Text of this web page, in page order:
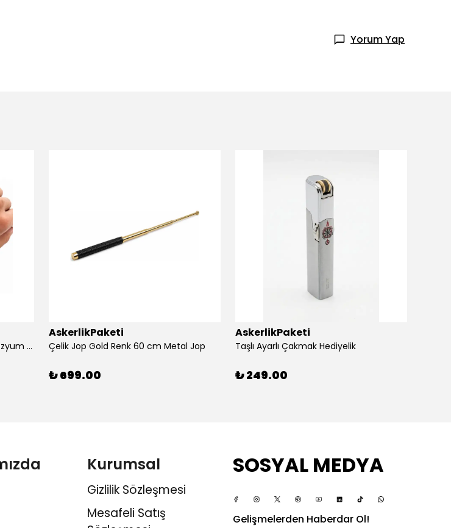
Yorum Yap
Siyah Renk Bıçaklı Pusulalı Magnezyum Çubuklu Düdüklü Paracord Bileklik
AskerlikPaketi
Çelik Jop Gold Renk 60 cm Metal Jop
₺ 699.00
AskerlikPaketi
Taşlı Ayarlı Çakmak Hediyelik
₺ 249.00
Kurumsal
Gizlilik Sözleşmesi
Mesafeli Satış
SOSYAL MEDYA
Gelişmelerden Haberdar Ol!